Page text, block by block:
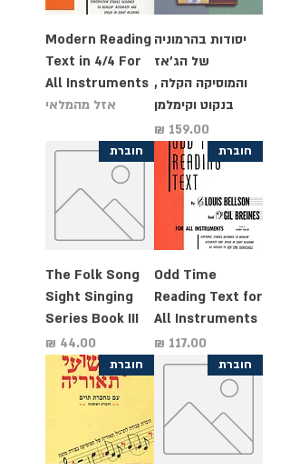
יסודות בהרמוניה
של הג'אז
והמוסיקה הקלה ,
בנקוט וקימלמן
מחיר
Modern Reading
Text in 4/4 For
All Instruments
אזל מהמלאי
חוברת
Odd Time
Reading Text for
All Instruments
מחיר
חוברת
The Folk Song
Sight Singing
Series Book III
מחיר
חוברת חוברת